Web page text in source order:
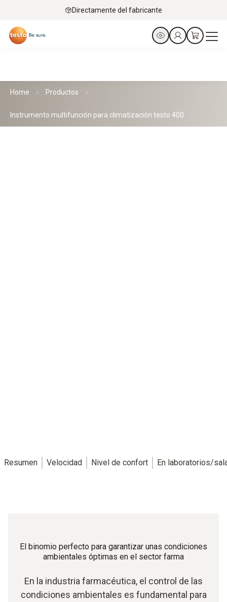
Directamente del fabricante
Home Productos
Instrumento multifunción para climatización testo 400
Resumen Velocidad Nivel de confort En laboratorios/
El binomio perfecto para garantizar unas condiciones
ambientales óptimas en el sector farma
En la industria farmacéutica, el control de las
condiciones ambientales es fundamental para